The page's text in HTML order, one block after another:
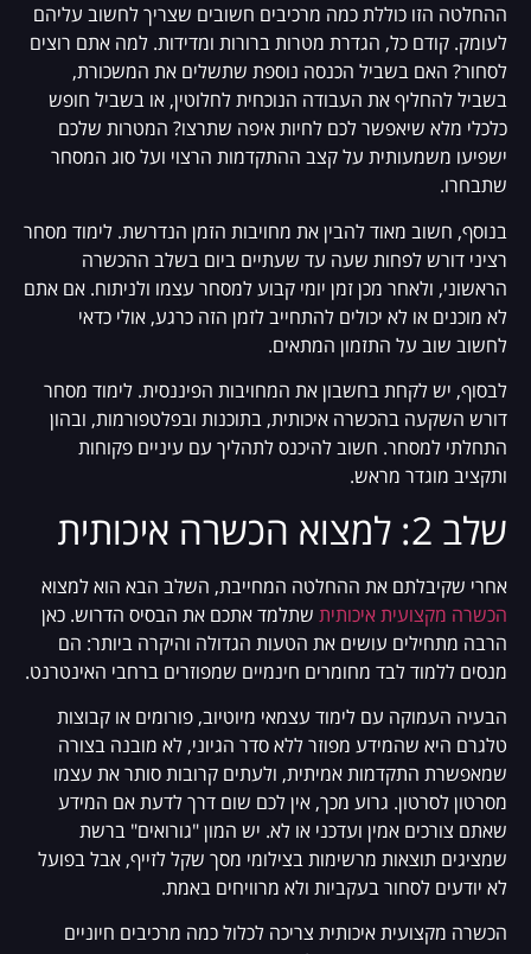
ההחלטה הזו כוללת כמה מרכיבים חשובים שצריך לחשוב עליהם
לעומק. קודם כל, הגדרת מטרות ברורות ומדידות. למה אתם רוצים
לסחור? האם בשביל הכנסה נוספת שתשלים את המשכורת,
בשביל להחליף את העבודה הנוכחית לחלוטין, או בשביל חופש
כלכלי מלא שיאפשר לכם לחיות איפה שתרצו? המטרות שלכם
ישפיעו משמעותית על קצב ההתקדמות הרצוי ועל סוג המסחר
שתבחרו.
בנוסף, חשוב מאוד להבין את מחויבות הזמן הנדרשת. לימוד מסחר
רציני דורש לפחות שעה עד שעתיים ביום בשלב ההכשרה
הראשוני, ולאחר מכן זמן יומי קבוע למסחר עצמו ולניתוח. אם אתם
לא מוכנים או לא יכולים להתחייב לזמן הזה כרגע, אולי כדאי
לחשוב שוב על התזמון המתאים.
לבסוף, יש לקחת בחשבון את המחויבות הפיננסית. לימוד מסחר
דורש השקעה בהכשרה איכותית, בתוכנות ובפלטפורמות, ובהון
התחלתי למסחר. חשוב להיכנס לתהליך עם עיניים פקוחות
ותקציב מוגדר מראש.
שלב 2: למצוא הכשרה איכותית
אחרי שקיבלתם את ההחלטה המחייבת, השלב הבא הוא למצוא
הכשרה מקצועית איכותית שתלמד אתכם את הבסיס הדרוש. כאן
הרבה מתחילים עושים את הטעות הגדולה והיקרה ביותר: הם
מנסים ללמוד לבד מחומרים חינמיים שמפוזרים ברחבי האינטרנט.
הבעיה העמוקה עם לימוד עצמאי מיוטיוב, פורומים או קבוצות
טלגרם היא שהמידע מפוזר ללא סדר הגיוני, לא מובנה בצורה
שמאפשרת התקדמות אמיתית, ולעתים קרובות סותר את עצמו
מסרטון לסרטון. גרוע מכך, אין לכם שום דרך לדעת אם המידע
שאתם צורכים אמין ועדכני או לא. יש המון "גורואים" ברשת
שמציגים תוצאות מרשימות בצילומי מסך שקל לזייף, אבל בפועל
לא יודעים לסחור בעקביות ולא מרוויחים באמת.
הכשרה מקצועית איכותית צריכה לכלול כמה מרכיבים חיוניים